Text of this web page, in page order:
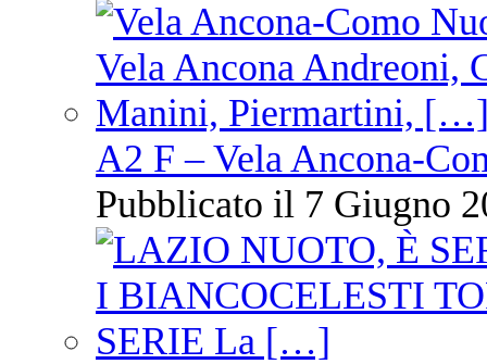
A2 F – Vela Ancona-
Pubblicato il 7 Giugno